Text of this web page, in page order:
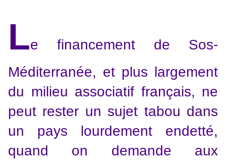
Le financement de Sos-
Méditerranée, et plus largement
du milieu associatif français, ne
peut rester un sujet tabou dans
un pays lourdement endetté,
quand on demande aux